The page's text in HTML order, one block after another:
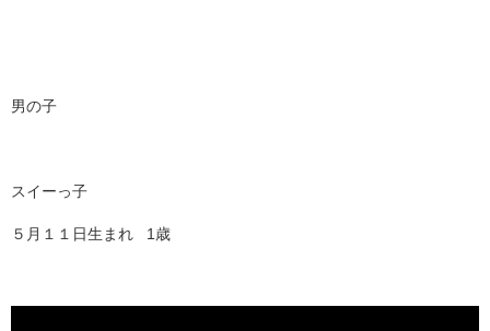
男の子
スイーっ子
５月１１日生まれ 1歳